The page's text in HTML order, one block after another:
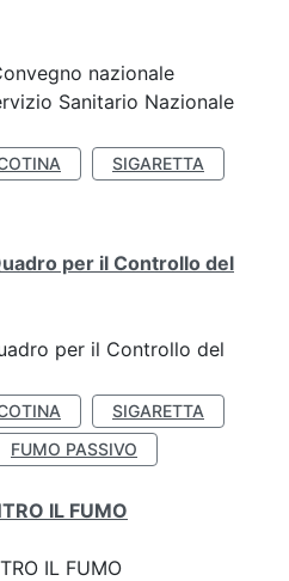
nazionale
Sanitario Nazionale
SIGARETTA
per il Controllo del
per il Controllo del
SIGARETTA
FUMO PASSIVO
IL FUMO
IL FUMO